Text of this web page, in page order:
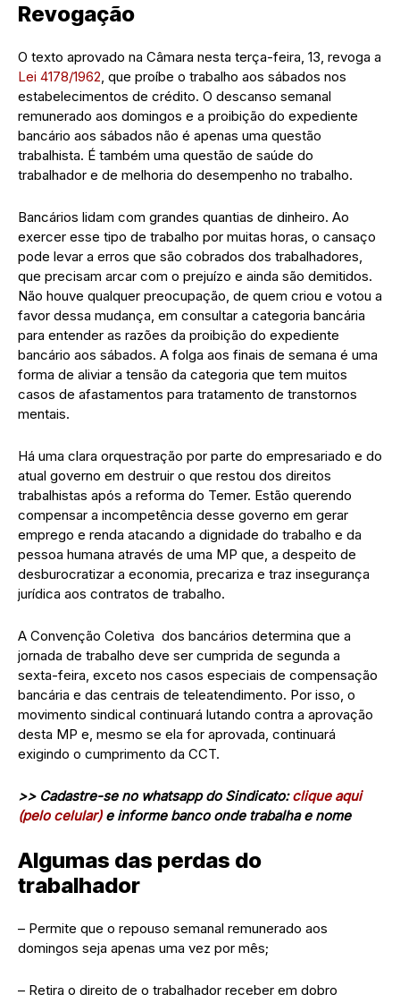
Revogação
O texto aprovado na Câmara nesta terça-feira, 13, revoga a
Lei 4178/1962, que proíbe o trabalho aos sábados nos
estabelecimentos de crédito. O descanso semanal
remunerado aos domingos e a proibição do expediente
bancário aos sábados não é apenas uma questão
trabalhista. É também uma questão de saúde do
trabalhador e de melhoria do desempenho no trabalho.
Bancários lidam com grandes quantias de dinheiro. Ao
exercer esse tipo de trabalho por muitas horas, o cansaço
pode levar a erros que são cobrados dos trabalhadores,
que precisam arcar com o prejuízo e ainda são demitidos.
Não houve qualquer preocupação, de quem criou e votou a
favor dessa mudança, em consultar a categoria bancária
para entender as razões da proibição do expediente
bancário aos sábados. A folga aos finais de semana é uma
forma de aliviar a tensão da categoria que tem muitos
casos de afastamentos para tratamento de transtornos
mentais.
Há uma clara orquestração por parte do empresariado e do
atual governo em destruir o que restou dos direitos
trabalhistas após a reforma do Temer. Estão querendo
compensar a incompetência desse governo em gerar
emprego e renda atacando a dignidade do trabalho e da
pessoa humana através de uma MP que, a despeito de
desburocratizar a economia, precariza e traz insegurança
jurídica aos contratos de trabalho.
A Convenção Coletiva dos bancários determina que a
jornada de trabalho deve ser cumprida de segunda a
sexta-feira, exceto nos casos especiais de compensação
bancária e das centrais de teleatendimento. Por isso, o
movimento sindical continuará lutando contra a aprovação
desta MP e, mesmo se ela for aprovada, continuará
exigindo o cumprimento da CCT.
>> Cadastre-se no whatsapp do Sindicato:clique aqui
(pelo celular)e informe banco onde trabalha e nome
Algumas das perdas do
trabalhador
– Permite que o repouso semanal remunerado aos
domingos seja apenas uma vez por mês;
– Retira o direito de o trabalhador receber em dobro